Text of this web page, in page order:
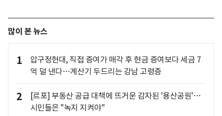
많이 본 뉴스
1
압구정현대, 직접 증여가 매각 후 현금 증여보다 세금 7
억 덜 낸다…계산기 두드리는 강남 고령층
2
[르포] 부동산 공급 대책에 뜨거운 감자된 '용산공원'…
시민들은 "녹지 지켜야"